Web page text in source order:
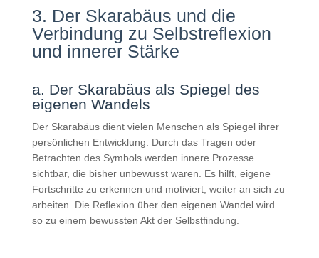
3. Der Skarabäus und die
Verbindung zu Selbstreflexion
und innerer Stärke
a. Der Skarabäus als Spiegel des
eigenen Wandels
Der Skarabäus dient vielen Menschen als Spiegel ihrer
persönlichen Entwicklung. Durch das Tragen oder
Betrachten des Symbols werden innere Prozesse
sichtbar, die bisher unbewusst waren. Es hilft, eigene
Fortschritte zu erkennen und motiviert, weiter an sich zu
arbeiten. Die Reflexion über den eigenen Wandel wird
so zu einem bewussten Akt der Selbstfindung.